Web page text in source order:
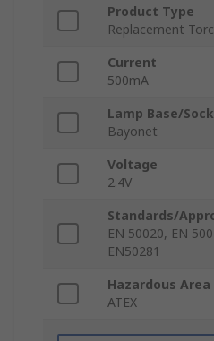
Product Type
Replacement
Current
500mA
Lamp Base/
Bayonet
Voltage
2.4V
Standards/
EN 50020, EN
EN50281
Hazardous
ATEX